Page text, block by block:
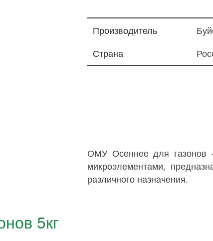
Производитель
Страна
ОМУ Осеннее для газонов -
микроэлементами,
различного назначения.
5кг